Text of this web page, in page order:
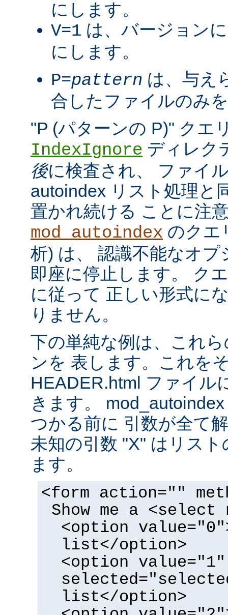
にします。
V=1 は、バージョン
にします。
P=pattern は、与え
合したファイルのみ
"P (パターンの P)" クエ
IndexIgnore ディレク
後に検査され、 ファイ
autoindex リスト処理と
置かれ続ける ことに注
mod_autoindex のクエ
析) は、 認識不能なオ
即座に停止します。 ク
に従って 正しい形式に
りません。
下の単純な例は、これ
ンを 表します。これを
HEADER.html ファイル
きます。
つかる前に 引数が全て
未知の引数 "X" はリス
ます。
<form action=""
Show me a <select
<option
list</option>
<option value="1"
list</option>